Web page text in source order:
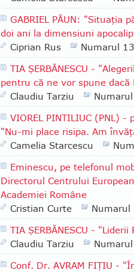
GABRIEL PĂUN: "Situaţia
doi ani la dimensiuni
Ciprian Rus
Numarul
TIA ŞERBĂNESCU -
pentru că ne vor spune
Claudiu Tarziu
VIOREL PINTILIUC (PNL)
"Nu-mi place risipa. Am
Camelia Starcescu
Eminescu, pe telefonul
Directorul Centrului
Academiei Române
Cristian Curte
Numarul
TIA ŞERBĂNESCU -
Claudiu Tarziu
Conf. Dr. AVRAM FIŢIU -